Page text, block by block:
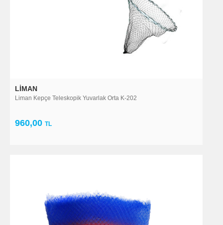
LIMAN
Liman Kepçe Teleskopik Yuvarlak Orta K-202
960,00 TL